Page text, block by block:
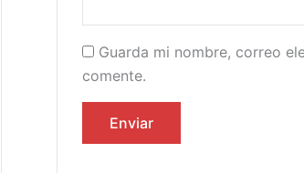
Guarda mi nombre, correo
comente.